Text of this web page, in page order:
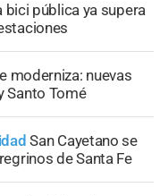
bici pública ya supera
moderniza: nuevas
Santo Tomé
San Cayetano se
de Santa Fe